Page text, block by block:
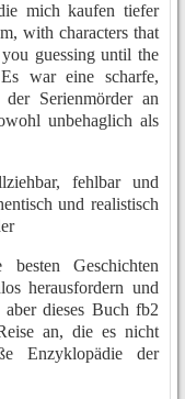
mich kaufen tiefer
with characters that
guessing until the
war eine scharfe,
Serienmörder an
unbehaglich als
fehlbar und
und realistisch
Geschichten
herausfordern und
dieses Buch fb2
an, die es nicht
Enzyklopädie der